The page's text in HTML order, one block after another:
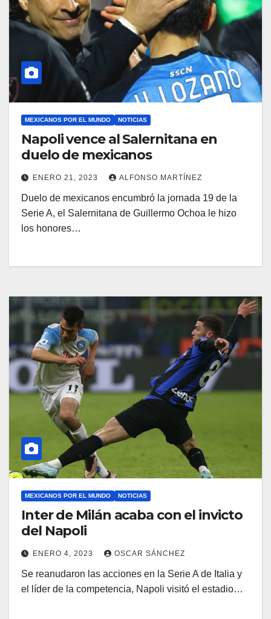
MEXICANOS POR EL MUNDO NOTICIAS
Napoli vence al Salernitana en
duelo de mexicanos
ENERO 21, 2023 ALFONSO MARTÍNEZ
Duelo de mexicanos encumbró la jornada 19 de la
Serie A, el Salernitana de Guillermo Ochoa le hizo
los honores…
MEXICANOS POR EL MUNDO NOTICIAS
Inter de Milán acaba con el invicto
del Napoli
ENERO 4, 2023 OSCAR SÁNCHEZ
Se reanudaron las acciones en la Serie A de Italia y
el líder de la competencia, Napoli visitó el estadio…